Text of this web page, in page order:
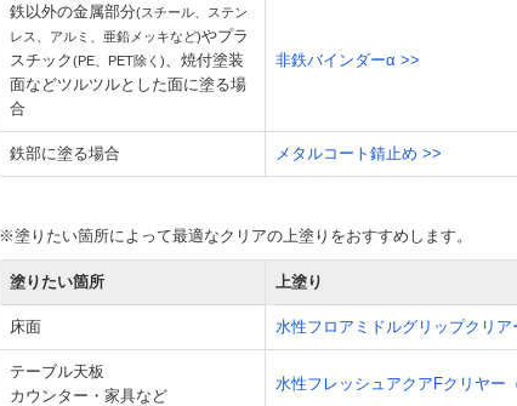
鉄以外の金属部分(スチール、ステン
レス、アルミ、亜鉛メッキなど)やプラ
スチック(PE、PET除く)
、焼付塗装
面などツルツルとした面に塗る場
合
非鉄バインダーα >>
鉄部に塗る場合 メタルコート錆止め >>
※塗りたい箇所によって最適なクリアの上塗りをおすすめします。
塗りたい箇所 上塗り
床面 水性フロアミドルグリップクリ
テーブル天板
カウンター・家具など
水性フレッシュアクアFクリヤー